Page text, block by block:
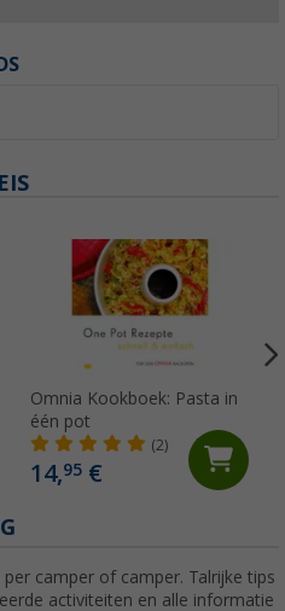
Omnia Kookboek: Pasta in
één pot
(2)
14,95€
camper of camper. Talrijke tips
activiteiten en alle informatie